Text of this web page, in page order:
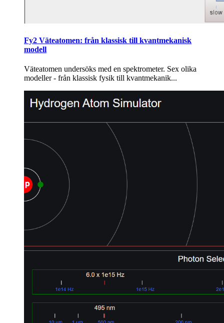
Fy2 Väteatomen: från klassisk till kvantmekanisk
modell
Väteatomen undersöks med en spektrometer. Sex olika
modeller - från klassisk fysik till kvantmekanik...